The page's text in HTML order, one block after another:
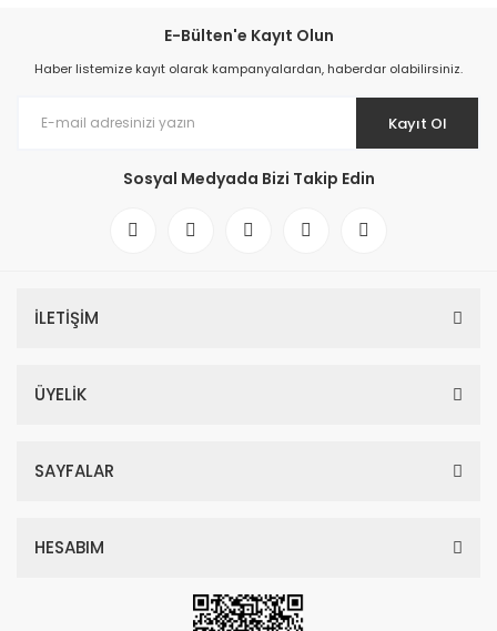
E-Bülten'e Kayıt Olun
Haber listemize kayıt olarak kampanyalardan, haberdar olabilirsiniz.
Kayıt Ol
Sosyal Medyada Bizi Takip Edin
İLETİŞİM
ÜYELİK
SAYFALAR
HESABIM